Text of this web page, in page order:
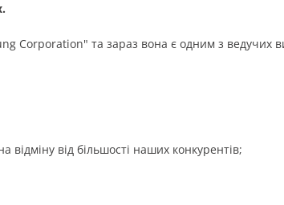
Corporation" та зараз вона є одним з ведучих
від більшості наших конкурентів;